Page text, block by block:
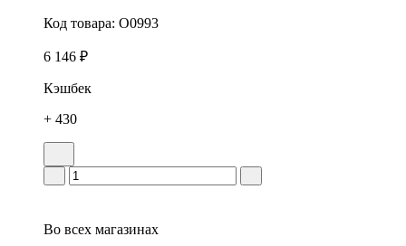
Код товара: O0993
6 146 ₽
Кэшбек
+ 430
Во всех магазинах